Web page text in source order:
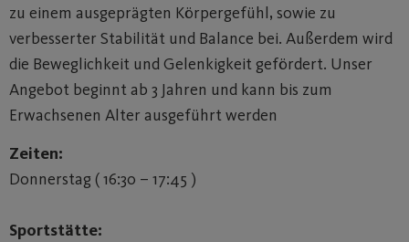
zu einem ausgeprägten Körpergefühl, sowie zu
verbesserter Stabilität und Balance bei. Außerdem wird
die Beweglichkeit und Gelenkigkeit gefördert. Unser
Angebot beginnt ab 3 Jahren und kann bis zum
Erwachsenen Alter ausgeführt werden
Zeiten:
Donnerstag ( 16:30 – 17:45 )
Sportstätte: